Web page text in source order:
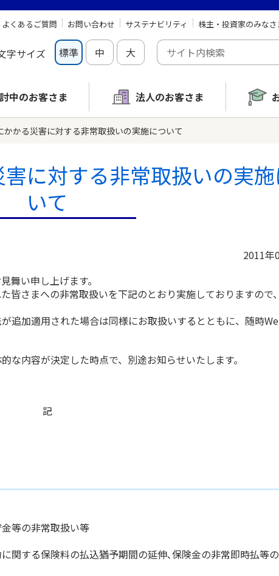
よくあるご質問 お問い合わせ サステナビリティ 株主・投資家のみな
字サイズ 標準 中 大
中のお客さま 法人のお客さま
かかる災害に対する非常取扱いの実施について
に対する非常取扱いの実
いて
2011年
舞い申し上げます。
皆さまへの非常取扱いを下記のとおり実施しておりますので
追加適用された場合は同様にお取扱いするとともに、随時
内容が決定した時点で、別途お知らせいたします。
記
等の非常取扱い等
する保険料の払込猶予期間の延伸､保険金の非常即時払等